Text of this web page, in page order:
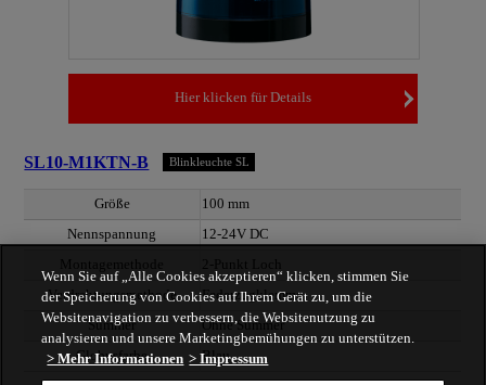
Hier klicken für Details
SL10-M1KTN-B Blinkleuchte SL
Größe
100 mm
Nennspannung
12-24V DC
Montagemethode
2-Punkt Loch
Verdrahtungsmethode
Federzugklemme
Summer
Ohne Summer
Globusfarbe
Blau
Wenn Sie auf „Alle Cookies akzeptieren“ klicken, stimmen Sie
der Speicherung von Cookies auf Ihrem Gerät zu, um die
Websitenavigation zu verbessern, die Websitenutzung zu
analysieren und unsere Marketingbemühungen zu unterstützen.
> Mehr Informationen > Impressum